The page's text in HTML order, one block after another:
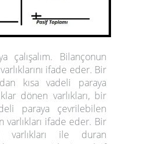
çalışalım. Bilançonun
ifade eder. Bir
kısa vadeli paraya
dönen varlıkları, bir
paraya çevrilebilen
varlıkları ifade eder. Bir
varlıkları ile duran